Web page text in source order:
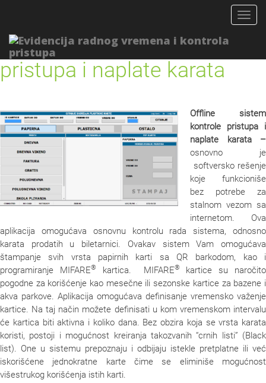
Offline sistem kontrole
pristupa i naplate karata
Offline sistem
kontrole pristupa i
naplate karata –
osnovno je
softversko rešenje
koje funkcioniše
bez potrebe za
stalnom vezom sa
internetom. Ova
aplikacija omogućava osnovnu kontrolu rada sistema, odnosno
karata prodatih u biletarnici. Ovakav sistem Vam omogućava
štampanje svih vrsta papirnih karti sa QR barkodom, kao i
programiranje MIFARE® kartica. MIFARE® kartice su naročito
pogodne za korišćenje kao mesečne ili sezonske kartice za bazene i
akva parkove. Aplikacija omogućava definisanje vremensko važenje
kartice. Na taj način možete definisati u kom vremenskom intervalu
će kartica biti aktivna i koliko dana. Bez obzira koja se vrsta karata
koristi, postoji i mogućnost kreiranja takozvanih “crnih listi” (Black
list). One u sistemu prepoznaju i odbijaju istekle pretplatne ili već
iskorišćene jednokratne karte čime se eliminiše mogućnost
višestrukog korišćenja istih karti.